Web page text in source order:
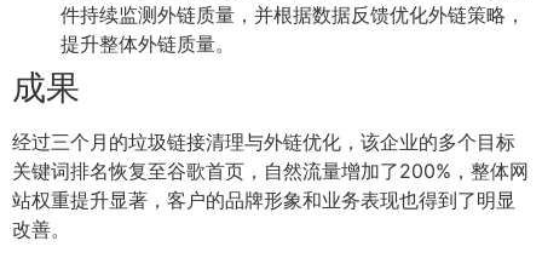
件持续监测外链质量，并根据数据反馈优化外链策略，
提升整体外链质量。
成果
经过三个月的垃圾链接清理与外链优化，该企业的多个目标
关键词排名恢复至谷歌首页，自然流量增加了200%，整体网
站权重提升显著，客户的品牌形象和业务表现也得到了明显
改善。